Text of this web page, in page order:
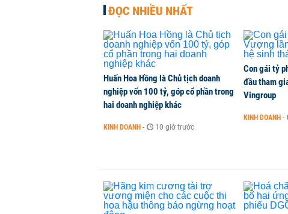
Điều gì khiến mảng ngân hàng số
lãi?
KINH DOANH 1 phút trước
Quy mô quỹ PYN Elite giảm hơn
CHỨNG KHOÁN
Phía sau một Đà Nẵng đáng sống:
ĐỌC NHIỀU NHẤT
Huấn Hoa Hồng là Chủ tịch doanh
nghiệp vốn 100 tỷ, góp cổ phần trong
hai doanh nghiệp khác
KINH DOANH - 10 giờ trước
Con gái tỷ
đầu tham
Vingroup
KINH DOANH -